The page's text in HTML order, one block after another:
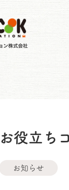
お役立ち
お知らせ